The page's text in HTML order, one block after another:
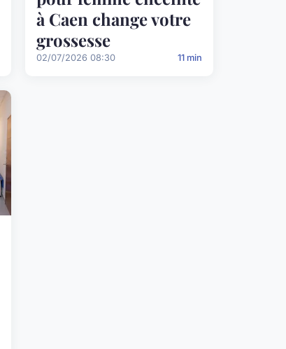
à Caen change votre
grossesse
02/07/2026 08:30 11 min